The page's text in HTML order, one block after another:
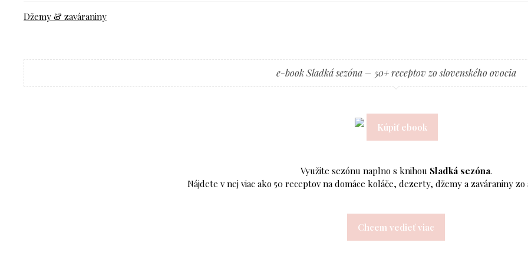
Džemy & zaváraniny
e-book Sladká sezóna – 50+ receptov zo slovenského ovocia
Kúpiť ebook
Využite sezónu naplno s knihou Sladká sezóna.
Nájdete v nej viac ako 50 receptov na domáce koláče, dezerty, džemy a zaváraniny zo
Chcem vedieť viac